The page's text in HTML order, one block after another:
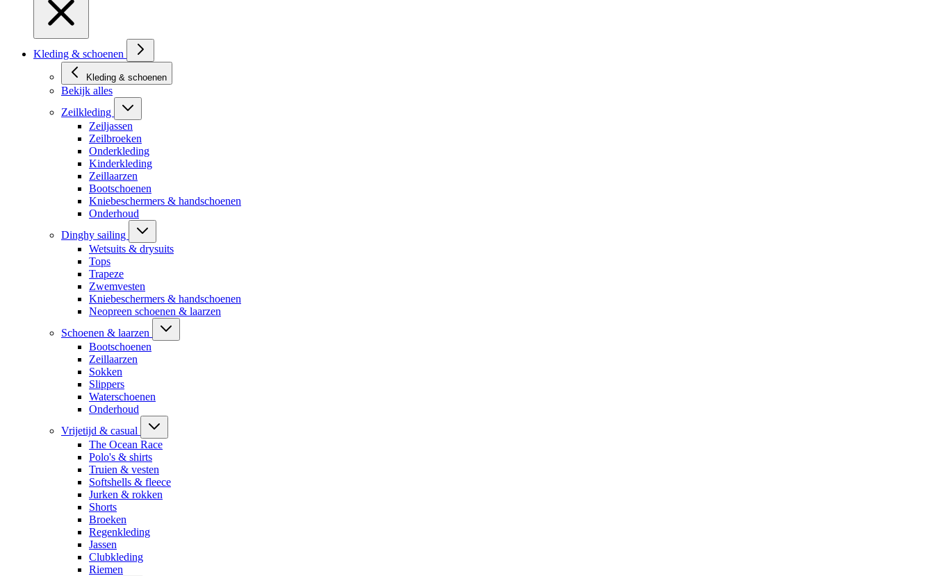
Kleding & schoenen
Kleding & schoenen
Bekijk alles
Zeilkleding
Zeiljassen
Zeilbroeken
Onderkleding
Kinderkleding
Zeillaarzen
Bootschoenen
Kniebeschermers & handschoenen
Onderhoud
Dinghy sailing
Wetsuits & drysuits
Tops
Trapeze
Zwemvesten
Kniebeschermers & handschoenen
Neopreen schoenen & laarzen
Schoenen & laarzen
Bootschoenen
Zeillaarzen
Sokken
Slippers
Waterschoenen
Onderhoud
Vrijetijd & casual
The Ocean Race
Polo's & shirts
Truien & vesten
Softshells & fleece
Jurken & rokken
Shorts
Broeken
Regenkleding
Jassen
Clubkleding
Riemen